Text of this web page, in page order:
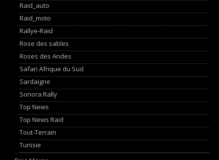
Raid_auto
Raid_moto
Rallye-Raid
Rose des sables
Roses des Andes
Safari Afrique du Sud
Sardaigne
Sonora Rally
Top News
Top News Raid
Tout-Terrain
Tunisie